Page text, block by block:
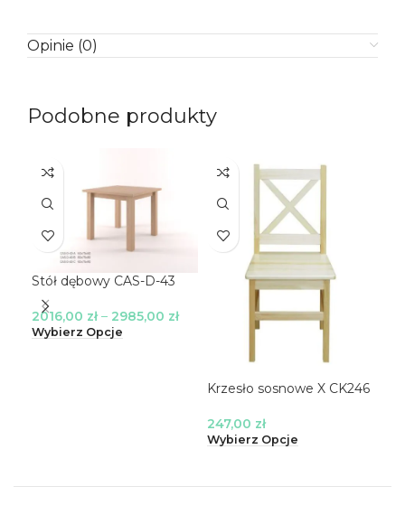
Opinie (0)
Podobne produkty
Stół dębowy CAS-D-43
2016,00 zł– 2985,00 zł
Wybierz Opcje
Krzesło sosnowe X CK246
247,00 zł
Wybierz Opcje